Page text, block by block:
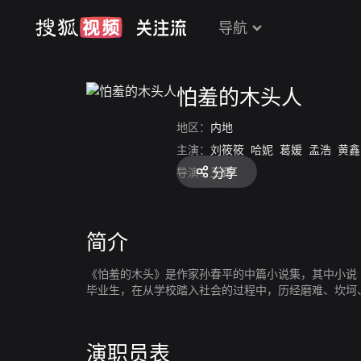
导航
怕羞的木头人
地区： 内地
主演： 刘筱筱 哈妮 葛媛 孟浩 黄鑫
导演： 王路
分享
简介
《怕羞的木头》是作家孙春平的中篇小说集，其中小
毕业生，在从学校踏入社会的过程中，历经磨难、坎
演职员表